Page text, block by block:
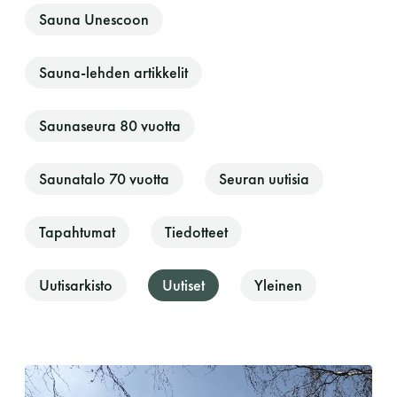
myös helatorstaina
Sauna Unescoon
Sauna-lehden artikkelit
Saunaseura 80 vuotta
Saunatalo 70 vuotta Seuran uutisia
Tapahtumat Tiedotteet
Uutisarkisto Uutiset Yleinen